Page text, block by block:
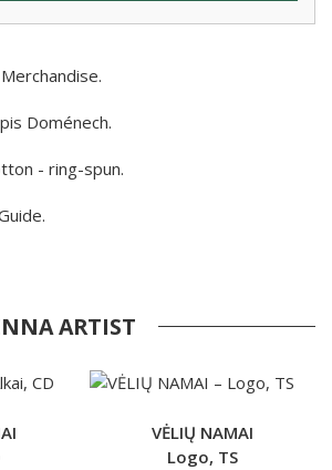
Doménech.
- ring-spun.
ARTIST
VĖLIŲ NAMAI
Logo, TS